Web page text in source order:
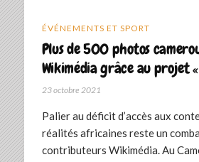
ÉVÉNEMENTS ET SPORT
Plus de 500 photos
Wikimédia grâce au projet
23 octobre 2021
Palier au déficit d’accès aux
réalités africaines reste un
contributeurs Wikimédia. Au